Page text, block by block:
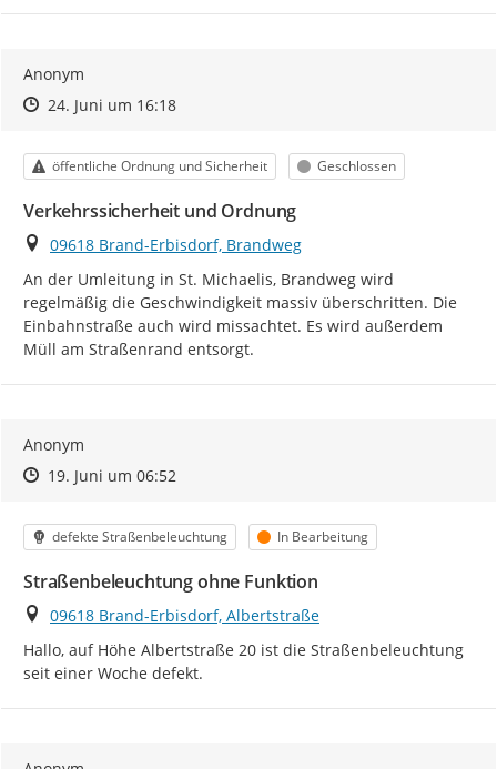
Anonym
Zeitpunkt des Erstellens
Zeitpunkt des Erstellens
24. Juni um 16:18Zur Äußerung
Kategorie
öffentliche Ordnung und Sicherheit Status
Geschlossen
Verkehrssicherheit und Ordnung
Ort
09618 Brand-Erbisdorf, Brandweg
An der Umleitung in St. Michaelis, Brandweg wird
regelmäßig die Geschwindigkeit massiv überschritten. Die
Einbahnstraße auch wird missachtet. Es wird außerdem
Müll am Straßenrand entsorgt.
Anonym
Zeitpunkt des Erstellens
Zeitpunkt des Erstellens
19. Juni um 06:52Zur Äußerung
Kategorie
defekte Straßenbeleuchtung Status
In Bearbeitung
Straßenbeleuchtung ohne Funktion
Ort
09618 Brand-Erbisdorf, Albertstraße
Hallo, auf Höhe Albertstraße 20 ist die Straßenbeleuchtung
seit einer Woche defekt.